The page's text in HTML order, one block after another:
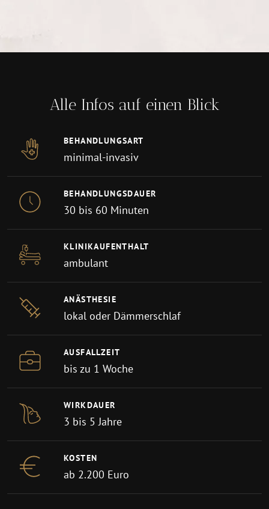
Alle Infos auf einen Blick
BEHANDLUNGSART
minimal-invasiv
BEHANDLUNGSDAUER
30 bis 60 Minuten
KLINIKAUFENTHALT
ambulant
ANÄSTHESIE
lokal oder Dämmerschlaf
AUSFALLZEIT
bis zu 1 Woche
WIRKDAUER
3 bis 5 Jahre
KOSTEN
ab 2.200 Euro